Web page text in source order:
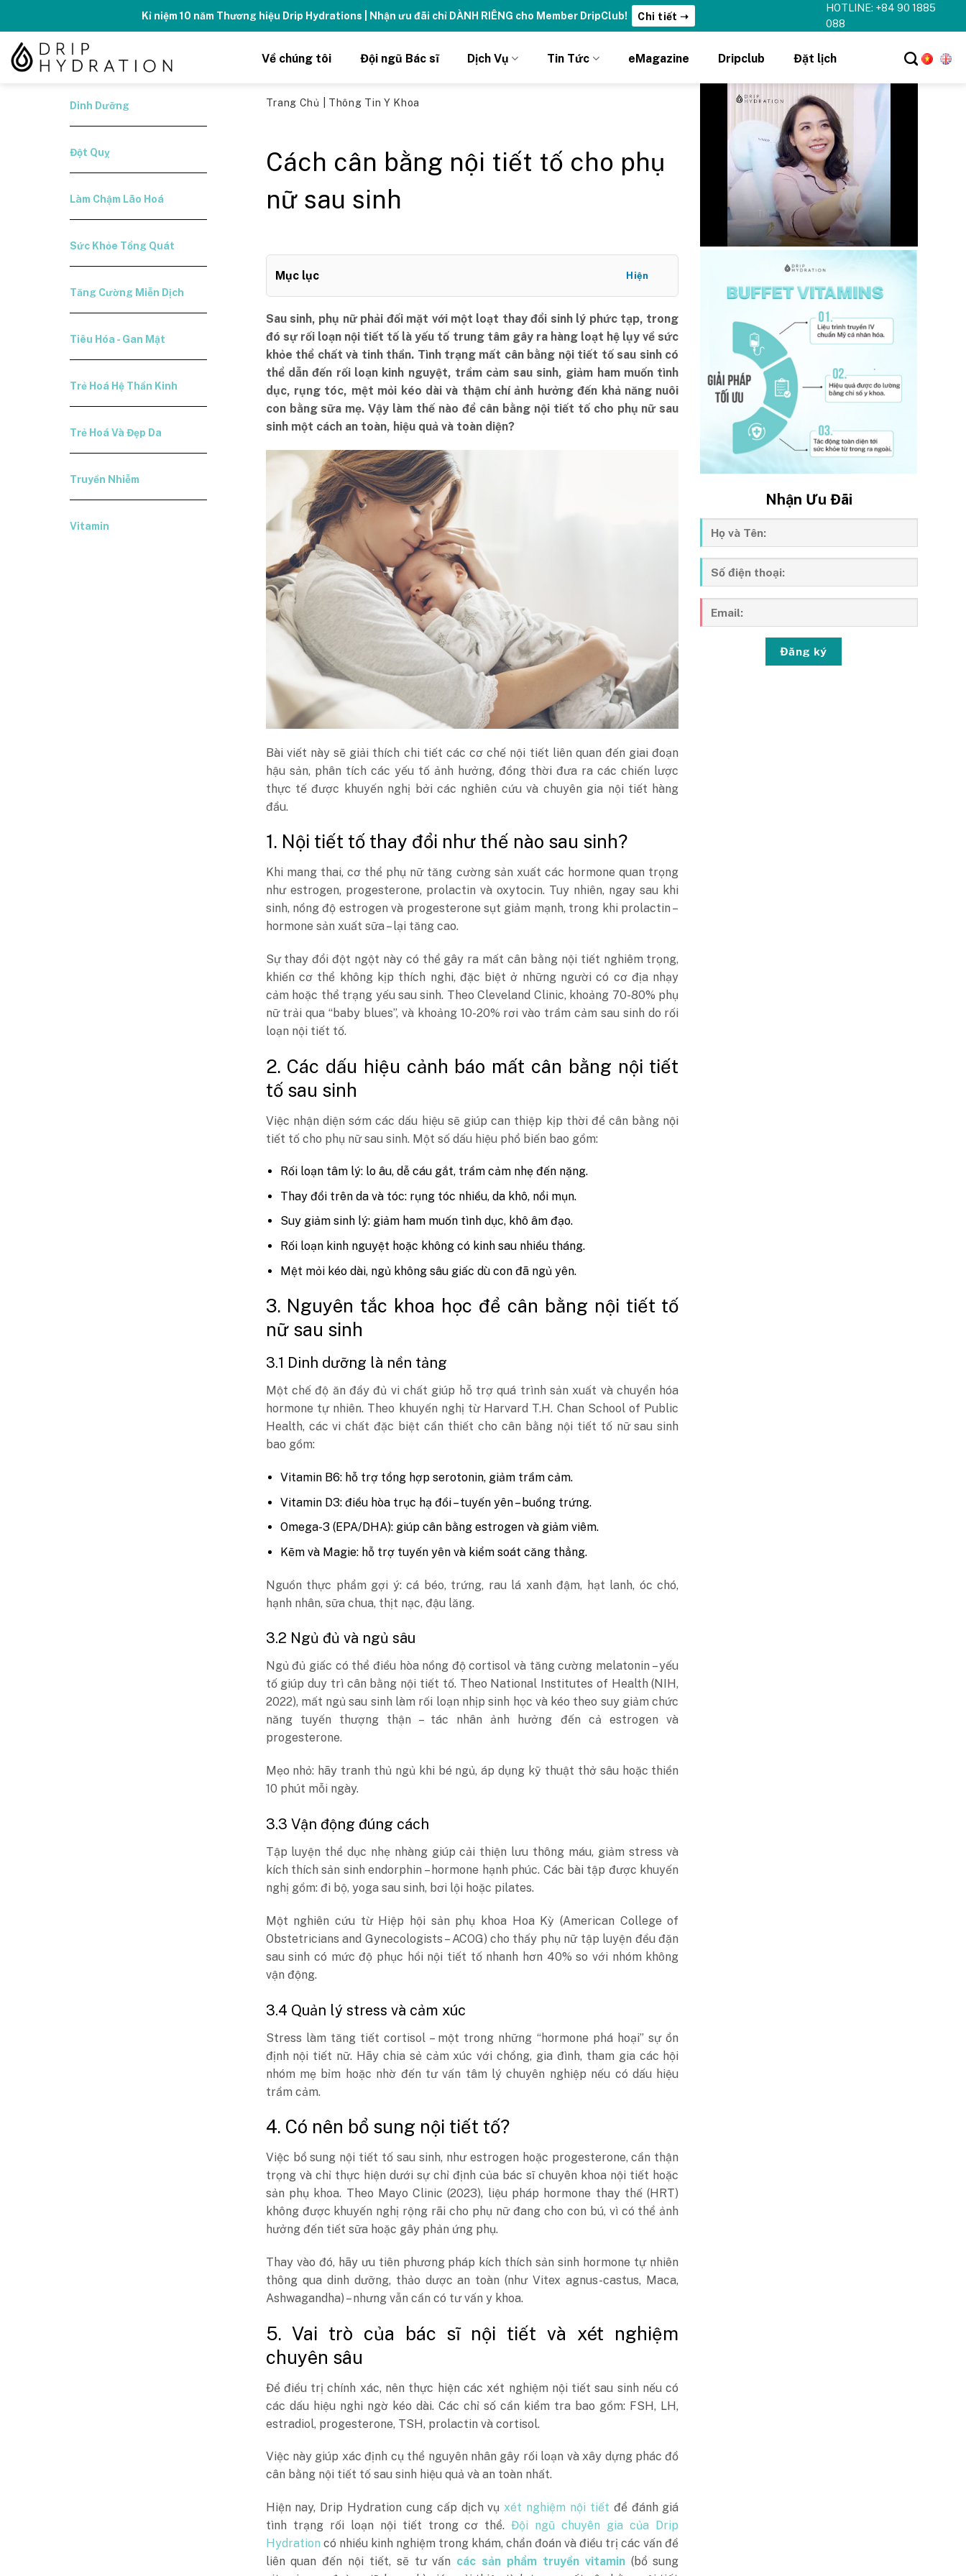
content
Kỉ niệm 10 năm Thương hiệu Drip Hydrations | Nhận ưu đãi chỉ DÀNH RIÊNG cho Member DripClub! Chi tiết ➝
HOTLINE: +84 90 1885
088
Về chúng tôi Đội ngũ Bác sĩ Dịch Vụ Tin Tức eMagazine Dripclub Đặt lịch
Dinh Dưỡng
Đột Quỵ
Làm Chậm Lão Hoá
Sức Khỏe Tổng Quát
Tăng Cường Miễn Dịch
Tiêu Hóa - Gan Mật
Trẻ Hoá Hệ Thần Kinh
Trẻ Hoá Và Đẹp Da
Truyền Nhiễm
Vitamin
Trang Chủ Thông Tin Y Khoa
Cách cân bằng nội tiết tố cho phụ
nữ sau sinh
Mục lục Hiện
Sau sinh, phụ nữ phải đối mặt với một loạt thay đổi sinh lý phức tạp, trong
đó sự rối loạn nội tiết tố là yếu tố trung tâm gây ra hàng loạt hệ lụy về sức
khỏe thể chất và tinh thần. Tình trạng mất cân bằng nội tiết tố sau sinh có
thể dẫn đến rối loạn kinh nguyệt, trầm cảm sau sinh, giảm ham muốn tình
dục, rụng tóc, mệt mỏi kéo dài và thậm chí ảnh hưởng đến khả năng nuôi
con bằng sữa mẹ. Vậy làm thế nào để cân bằng nội tiết tố cho phụ nữ sau
sinh một cách an toàn, hiệu quả và toàn diện?
Bài viết này sẽ giải thích chi tiết các cơ chế nội tiết liên quan đến giai đoạn
hậu sản, phân tích các yếu tố ảnh hưởng, đồng thời đưa ra các chiến lược
thực tế được khuyến nghị bởi các nghiên cứu và chuyên gia nội tiết hàng
đầu.
1. Nội tiết tố thay đổi như thế nào sau sinh?
Khi mang thai, cơ thể phụ nữ tăng cường sản xuất các hormone quan trọng
như estrogen, progesterone, prolactin và oxytocin. Tuy nhiên, ngay sau khi
sinh, nồng độ estrogen và progesterone sụt giảm mạnh, trong khi prolactin –
hormone sản xuất sữa – lại tăng cao.
Sự thay đổi đột ngột này có thể gây ra mất cân bằng nội tiết nghiêm trọng,
khiến cơ thể không kịp thích nghi, đặc biệt ở những người có cơ địa nhạy
cảm hoặc thể trạng yếu sau sinh. Theo Cleveland Clinic, khoảng 70-80% phụ
nữ trải qua “baby blues”, và khoảng 10-20% rơi vào trầm cảm sau sinh do rối
loạn nội tiết tố.
2. Các dấu hiệu cảnh báo mất cân bằng nội tiết
tố sau sinh
Việc nhận diện sớm các dấu hiệu sẽ giúp can thiệp kịp thời để cân bằng nội
tiết tố cho phụ nữ sau sinh. Một số dấu hiệu phổ biến bao gồm:
Rối loạn tâm lý: lo âu, dễ cáu gắt, trầm cảm nhẹ đến nặng.
Thay đổi trên da và tóc: rụng tóc nhiều, da khô, nổi mụn.
Suy giảm sinh lý: giảm ham muốn tình dục, khô âm đạo.
Rối loạn kinh nguyệt hoặc không có kinh sau nhiều tháng.
Mệt mỏi kéo dài, ngủ không sâu giấc dù con đã ngủ yên.
3. Nguyên tắc khoa học để cân bằng nội tiết tố
nữ sau sinh
3.1 Dinh dưỡng là nền tảng
Một chế độ ăn đầy đủ vi chất giúp hỗ trợ quá trình sản xuất và chuyển hóa
hormone tự nhiên. Theo khuyến nghị từ Harvard T.H. Chan School of Public
Health, các vi chất đặc biệt cần thiết cho cân bằng nội tiết tố nữ sau sinh
bao gồm:
Vitamin B6: hỗ trợ tổng hợp serotonin, giảm trầm cảm.
Vitamin D3: điều hòa trục hạ đồi – tuyến yên – buồng trứng.
Omega-3 (EPA/DHA): giúp cân bằng estrogen và giảm viêm.
Kẽm và Magie: hỗ trợ tuyến yên và kiểm soát căng thẳng.
Nguồn thực phẩm gợi ý: cá béo, trứng, rau lá xanh đậm, hạt lanh, óc chó,
hạnh nhân, sữa chua, thịt nạc, đậu lăng.
3.2 Ngủ đủ và ngủ sâu
Ngủ đủ giấc có thể điều hòa nồng độ cortisol và tăng cường melatonin – yếu
tố giúp duy trì cân bằng nội tiết tố. Theo National Institutes of Health (NIH,
2022), mất ngủ sau sinh làm rối loạn nhịp sinh học và kéo theo suy giảm chức
năng tuyến thượng thận – tác nhân ảnh hưởng đến cả estrogen và
progesterone.
Mẹo nhỏ: hãy tranh thủ ngủ khi bé ngủ, áp dụng kỹ thuật thở sâu hoặc thiền
10 phút mỗi ngày.
3.3 Vận động đúng cách
Tập luyện thể dục nhẹ nhàng giúp cải thiện lưu thông máu, giảm stress và
kích thích sản sinh endorphin – hormone hạnh phúc. Các bài tập được khuyến
nghị gồm: đi bộ, yoga sau sinh, bơi lội hoặc pilates.
Một nghiên cứu từ Hiệp hội sản phụ khoa Hoa Kỳ (American College of
Obstetricians and Gynecologists – ACOG) cho thấy phụ nữ tập luyện đều đặn
sau sinh có mức độ phục hồi nội tiết tố nhanh hơn 40% so với nhóm không
vận động.
3.4 Quản lý stress và cảm xúc
Stress làm tăng tiết cortisol – một trong những “hormone phá hoại” sự ổn
định nội tiết nữ. Hãy chia sẻ cảm xúc với chồng, gia đình, tham gia các hội
nhóm mẹ bỉm hoặc nhờ đến tư vấn tâm lý chuyên nghiệp nếu có dấu hiệu
trầm cảm.
4. Có nên bổ sung nội tiết tố?
Việc bổ sung nội tiết tố sau sinh, như estrogen hoặc progesterone, cần thận
trọng và chỉ thực hiện dưới sự chỉ định của bác sĩ chuyên khoa nội tiết hoặc
sản phụ khoa. Theo Mayo Clinic (2023), liệu pháp hormone thay thế (HRT)
không được khuyến nghị rộng rãi cho phụ nữ đang cho con bú, vì có thể ảnh
hưởng đến tiết sữa hoặc gây phản ứng phụ.
Thay vào đó, hãy ưu tiên phương pháp kích thích sản sinh hormone tự nhiên
thông qua dinh dưỡng, thảo dược an toàn (như Vitex agnus-castus, Maca,
Ashwagandha) – nhưng vẫn cần có tư vấn y khoa.
5. Vai trò của bác sĩ nội tiết và xét nghiệm
chuyên sâu
Để điều trị chính xác, nên thực hiện các xét nghiệm nội tiết sau sinh nếu có
các dấu hiệu nghi ngờ kéo dài. Các chỉ số cần kiểm tra bao gồm: FSH, LH,
estradiol, progesterone, TSH, prolactin và cortisol.
Việc này giúp xác định cụ thể nguyên nhân gây rối loạn và xây dựng phác đồ
cân bằng nội tiết tố sau sinh hiệu quả và an toàn nhất.
Hiện nay, Drip Hydration cung cấp dịch vụ xét nghiệm nội tiết để đánh giá
tình trạng rối loạn nội tiết trong cơ thể.Đội ngũ chuyên gia của Drip
Hydration có nhiều kinh nghiệm trong khám, chẩn đoán và điều trị các vấn đề
liên quan đến nội tiết, sẽ tư vấn các sản phẩm truyền vitamin(bổ sung
Nhận Ưu Đãi
Đăng ký